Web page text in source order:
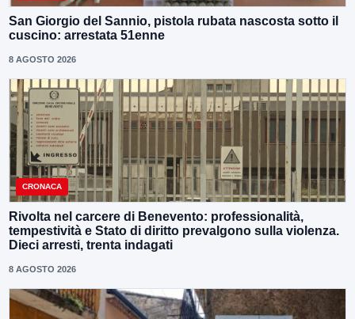
San Giorgio del Sannio, pistola rubata nascosta sotto il
cuscino: arrestata 51enne
8 AGOSTO 2026
CRONACA
Rivolta nel carcere di Benevento: professionalità,
tempestività e Stato di diritto prevalgono sulla violenza.
Dieci arresti, trenta indagati
8 AGOSTO 2026